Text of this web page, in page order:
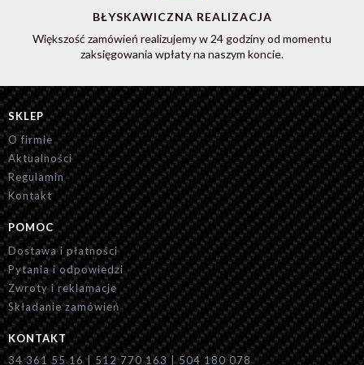
BŁYSKAWICZNA REALIZACJA
Większość zamówień realizujemy w 24 godziny od momentu
zaksięgowania wpłaty na naszym koncie.
SKLEP
O firmie
Aktualności
Regulamin
Kontakt
POMOC
Dostawa i płatności
Pytania i odpowiedzi
Zwroty i reklamacje
Składanie zamówień
KONTAKT
34 361 55 16 | 512 770 163 | 504 180 078